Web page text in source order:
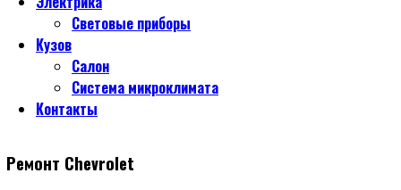
Световые приборы
Кузов
Салон
Система микроклимата
Контакты
Ремонт Chevrolet